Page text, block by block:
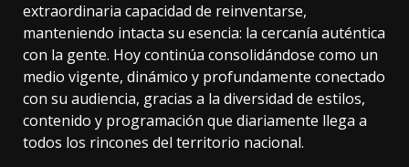
extraordinaria capacidad de reinventarse,
manteniendo intacta su esencia: la cercanía auténtica
con la gente. Hoy continúa consolidándose como un
medio vigente, dinámico y profundamente conectado
con su audiencia, gracias a la diversidad de estilos,
contenido y programación que diariamente llega a
todos los rincones del territorio nacional.